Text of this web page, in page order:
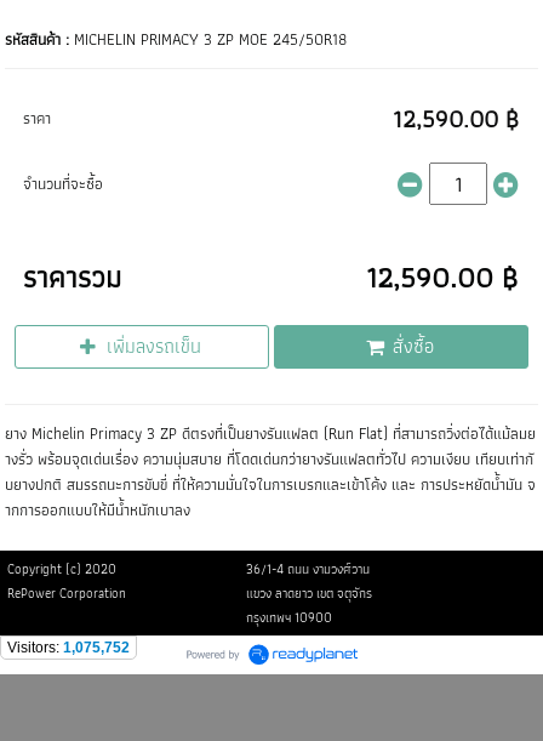
รหัสสินค้า : MICHELIN PRIMACY 3 ZP MOE 245/50R18
ราคา 12,590.00 ฿
จำนวนที่จะซื้อ
ราคารวม 12,590.00 ฿
เพิ่มลงรถเข็น สั่งซื้อ
ยาง Michelin Primacy 3 ZP ดีตรงที่เป็นยางรันแฟลต (Run Flat) ที่สามารถวิ่งต่อได้แม้ลมย
างรั่ว พร้อมจุดเด่นเรื่อง ความนุ่มสบาย ที่โดดเด่นกว่ายางรันแฟลตทั่วไป ความเงียบ เทียบเท่ากั
บยางปกติ สมรรถนะการขับขี่ ที่ให้ความมั่นใจในการเบรกและเข้าโค้ง และ การประหยัดน้ำมัน จ
ากการออกแบบให้มีน้ำหนักเบาลง
Copyright (c) 2020
36/1-4 ถนน งามวงศ์วาน
RePower Corporation
แขวง ลาดยาว เขต จตุจักร
กรุงเทพฯ 10900
Visitors: 1,075,752